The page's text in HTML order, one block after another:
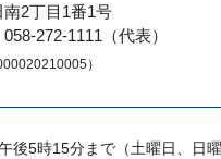
2丁目1番1号
272-1111（代表）
）
後5時15分まで （土曜日、日